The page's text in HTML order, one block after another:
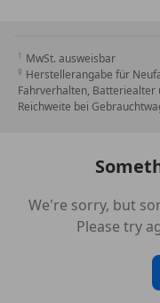
Lithium-
Multi-Info-Display
Multimedia-
Rückfahrassistent
Rücksitzbank
Seitenairbags
Sitzbezüge
MwSt. ausweisbar
Herstellerangabe für
Fahrverhalten, Batteriealter
Reichweite bei
We're sorry, but
Please try